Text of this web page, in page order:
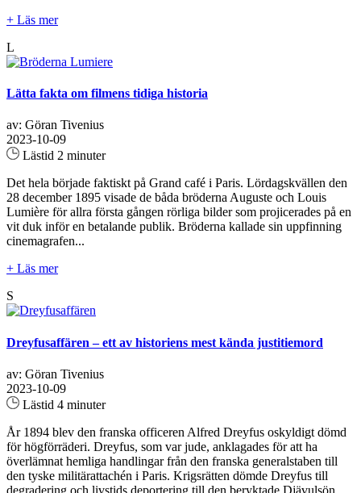
+ Läs mer
L
Lätta fakta om filmens tidiga historia
av: Göran Tivenius
2023-10-09
Lästid 2 minuter
Det hela började faktiskt på Grand café i Paris. Lördagskvällen den
28 december 1895 visade de båda bröderna Auguste och Louis
Lumière för allra första gången rörliga bilder som projicerades på en
vit duk inför en betalande publik. Bröderna kallade sin uppfinning
cinemagrafen...
+ Läs mer
S
Dreyfusaffären – ett av historiens mest kända justitiemord
av: Göran Tivenius
2023-10-09
Lästid 4 minuter
År 1894 blev den franska officeren Alfred Dreyfus oskyldigt dömd
för högförräderi. Dreyfus, som var jude, anklagades för att ha
överlämnat hemliga handlingar från den franska generalstaben till
den tyske militärattachén i Paris. Krigsrätten dömde Dreyfus till
degradering och livstids deportering till den beryktade Djävulsön,